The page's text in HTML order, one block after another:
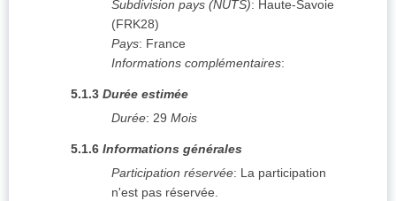
Subdivision pays (NUTS): Haute-Savoie
(FRK28)
Pays: France
Informations complémentaires:
5.1.3 Durée estimée
Durée: 29 Mois
5.1.6 Informations générales
Participation réservée: La participation
n'est pas réservée.